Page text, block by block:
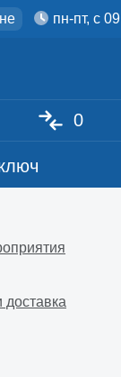
пн-пт, с
0